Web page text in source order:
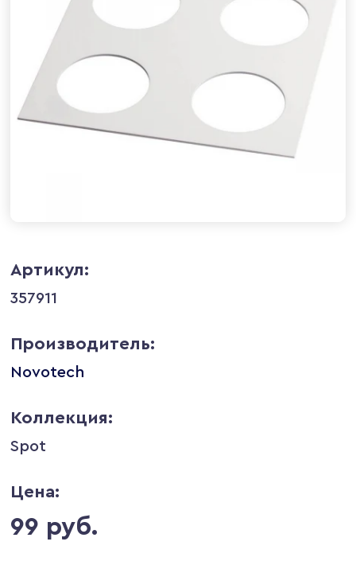
Артикул:
357911
Производитель:
Novotech
Коллекция:
Spot
Цена:
99 руб.